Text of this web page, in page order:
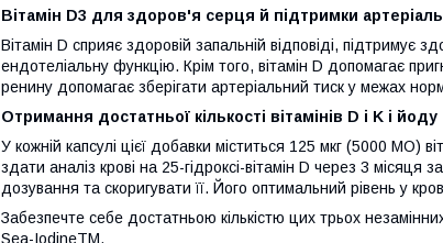
Вітамін D3 для здоров'я серця й підтримки
Вітамін D сприяє здоровій запальній відповіді,
ендотеліальну функцію. Крім того, вітамін D допомагає
ренину допомагає зберігати артеріальний тиск у межах
Отримання достатньої кількості вітамінів D і K і йоду
У кожній капсулі цієї добавки міститься 125 мкг (5000 МО)
здати аналіз крові на 25-гідроксі-вітамін D через 3
дозування та скоригувати її. Його оптимальний рівень у
Забезпечте себе достатньою кількістю цих трьох
Sea-IodineTM.